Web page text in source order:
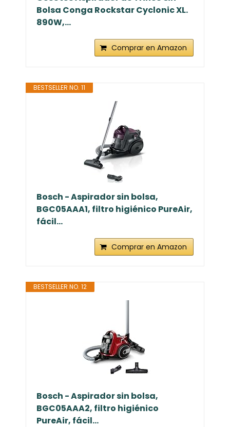
Bolsa Conga Rockstar Cyclonic XL.
890W,...
Comprar en Amazon
BESTSELLER NO. 11
Bosch - Aspirador sin bolsa,
BGC05AAA1, filtro higiénico PureAir,
fácil...
Comprar en Amazon
BESTSELLER NO. 12
Bosch - Aspirador sin bolsa,
BGC05AAA2, filtro higiénico
PureAir, fácil...